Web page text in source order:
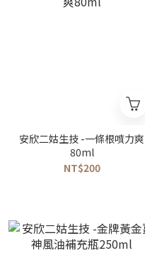
安欣二姑生技 -一條根噴力爽
80ml
NT$200